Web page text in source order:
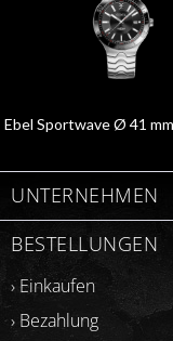
Ebel Sportwave Ø 41
UNTERNEHMEN
BESTELLUNGEN
› Einkaufen
› Bezahlung